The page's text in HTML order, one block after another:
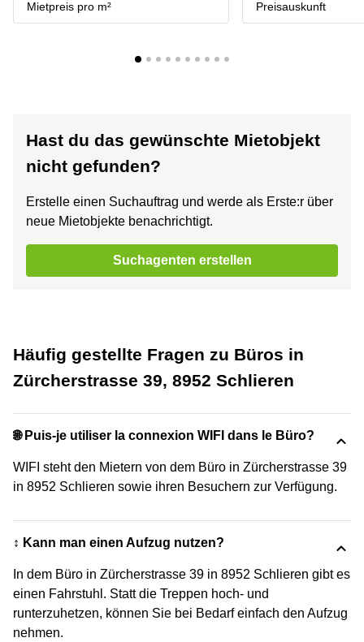
Mietpreis pro m²
Preisauskunft
Hast du das gewünschte Mietobjekt
nicht gefunden?
Erstelle einen Suchauftrag und werde als Erste:r über
neue Mietobjekte benachrichtigt.
Suchagenten erstellen
Häufig gestellte Fragen zu Büros in
Zürcherstrasse 39, 8952 Schlieren
🌐 Puis-je utiliser la connexion WIFI dans le Büro?
WIFI steht den Mietern von dem Büro in Zürcherstrasse 39
in 8952 Schlieren sowie ihren Besuchern zur Verfügung.
↕️ Kann man einen Aufzug nutzen?
In dem Büro in Zürcherstrasse 39 in 8952 Schlieren gibt es
einen Fahrstuhl. Statt die Treppen hoch- und
runterzuhetzen, können Sie bei Bedarf einfach den Aufzug
nehmen.